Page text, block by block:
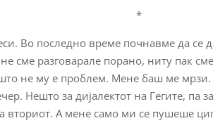
*
Во последно време почнавме да се
сме разговарале порано, ниту пак
не му е проблем. Мене баш ме
Нешто за дијалектот на Гегите, па
А мене само ми се пушеше